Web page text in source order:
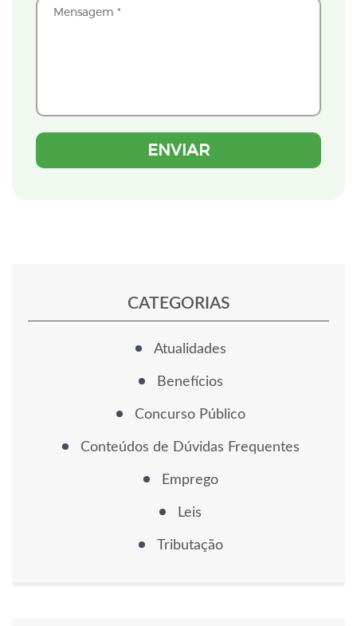
CATEGORIAS
Atualidades
Benefícios
Concurso Público
Conteúdos de Dúvidas Frequentes
Emprego
Leis
Tributação